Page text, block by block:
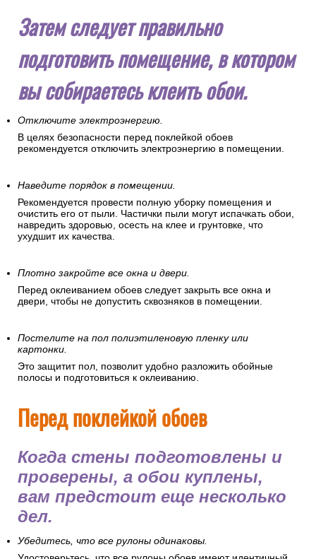
Затем следует правильно
подготовить помещение, в котором
вы собираетесь клеить обои.
Отключите электроэнергию.
В целях безопасности перед поклейкой обоев
рекомендуется отключить электроэнергию в помещении.
Наведите порядок в помещении.
Рекомендуется провести полную уборку помещения и
очистить его от пыли. Частички пыли могут испачкать обои,
навредить здоровью, осесть на клее и грунтовке, что
ухудшит их качества.
Плотно закройте все окна и двери.
Перед оклеиванием обоев следует закрыть все окна и
двери, чтобы не допустить сквозняков в помещении.
Постелите на пол полиэтиленовую пленку или
картонки.
Это защитит пол, позволит удобно разложить обойные
полосы и подготовиться к оклеиванию.
Перед поклейкой обоев
Когда стены подготовлены и
проверены, а обои куплены,
вам предстоит еще несколько
дел.
Убедитесь, что все рулоны одинаковы.